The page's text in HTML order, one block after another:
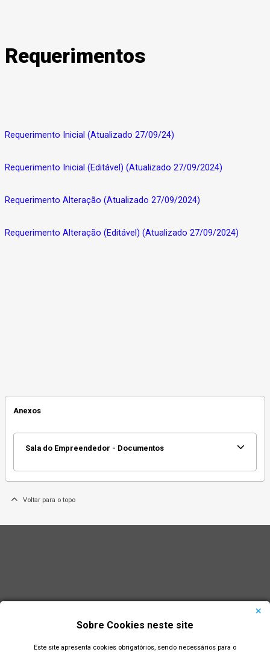
Requerimentos
Requerimento Inicial (Atualizado 27/09/24)
Requerimento Inicial (Editável) (Atualizado 27/09/2024)
Requerimento Alteração (Atualizado 27/09/2024)
Requerimento Alteração (Editável) (Atualizado 27/09/2024)
Anexos
Sala do Empreendedor - Documentos
Voltar para o topo
Sobre Cookies neste site
Este site apresenta cookies obrigatórios, sendo necessários para o